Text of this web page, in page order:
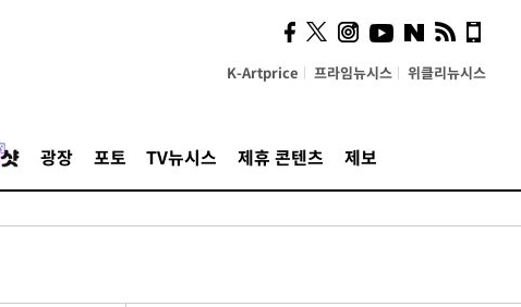
K-Artprice 프라임뉴시스 위클리뉴시스
광장 포토 TV뉴시스 제휴 콘텐츠 제보
시, 스마트폰 액세서리에
NFC 더했다